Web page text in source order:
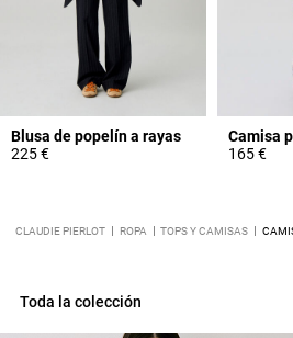
Blusa de popelín a rayas
225 €
165 €
CLAUDIE PIERLOT ROPA TOPS Y CAMISAS
Toda la colección